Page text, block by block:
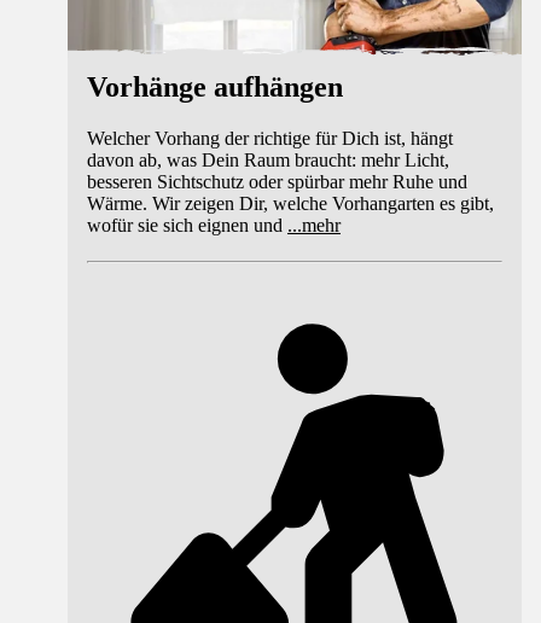
Vorhänge aufhängen
Welcher Vorhang der richtige für Dich ist, hängt
davon ab, was Dein Raum braucht: mehr Licht,
besseren Sichtschutz oder spürbar mehr Ruhe und
Wärme. Wir zeigen Dir, welche Vorhangarten es gibt,
wofür sie sich eignen und ...mehr